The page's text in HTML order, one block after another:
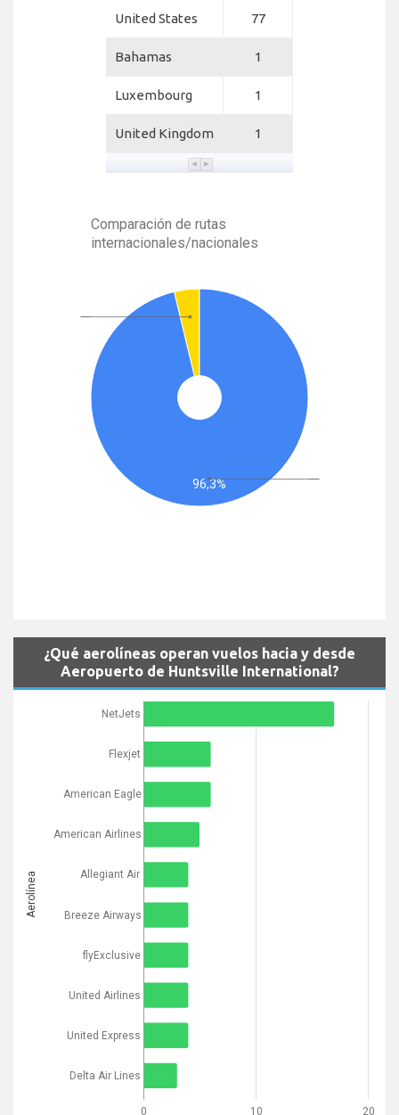
United States 77
Bahamas 1
Luxembourg 1
United Kingdom 1
Comparación de rutas
internacionales/nacionales
96,3%
¿Qué aerolíneas operan vuelos hacia y desde
Aeropuerto de Huntsville International?
0 10 20
NetJets
Flexjet
American Eagle
American Airlines
Allegiant Air
Breeze Airways
flyExclusive
United Airlines
United Express
Delta Air Lines
Aerolínea